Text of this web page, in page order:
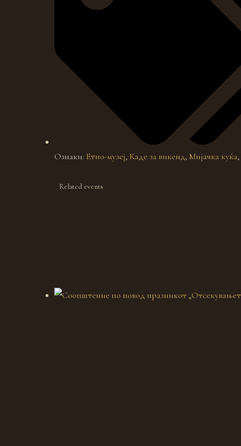
Ознаки: Етно-музеј, Каде за викенд, Мијачка куќа,
Related events